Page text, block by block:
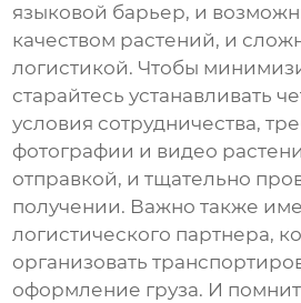
языковой барьер, и
качеством растений, и
логистикой. Чтобы
старайтесь устанавливать
условия сотрудничества,
фотографии и видео
отправкой, и тщательно
получении. Важно также
логистического партнера,
организовать
оформление груза. И